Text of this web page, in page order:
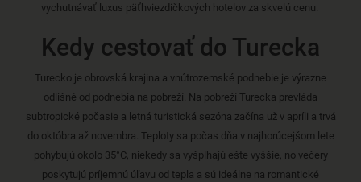
vychutnávať luxus päťhviezdičkových hotelov za skvelú cenu.
Kedy cestovať do Turecka
Turecko je obrovská krajina a vnútrozemské podnebie je výrazne
odlišné od podnebia na pobreží. Na pobreží Turecka prevláda
subtropické počasie a letná turistická sezóna začína už v apríli a trvá
do októbra až novembra. Teploty sa počas dňa v najhorúcejšom lete
pohybujú okolo 35°C, niekedy sa vyšplhajú ešte vyššie, no večery
poskytujú príjemnú úľavu od tepla a sú ideálne na romantické